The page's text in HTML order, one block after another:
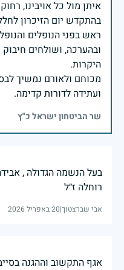
בהתקדש יום הזיכרון
ראש בפני הנופלים
ובהערכה, ושולחים
מכוחם ולאורם נמשיך
ועתידה לדורות קדימה.
שר הביטחון ישראל כ"ץ
בעל הנשמה הגדולה ,
רוחלה ז״ל
אבי שברצטוך|20 באפריל 2026
אגף התקשוב וההגנה